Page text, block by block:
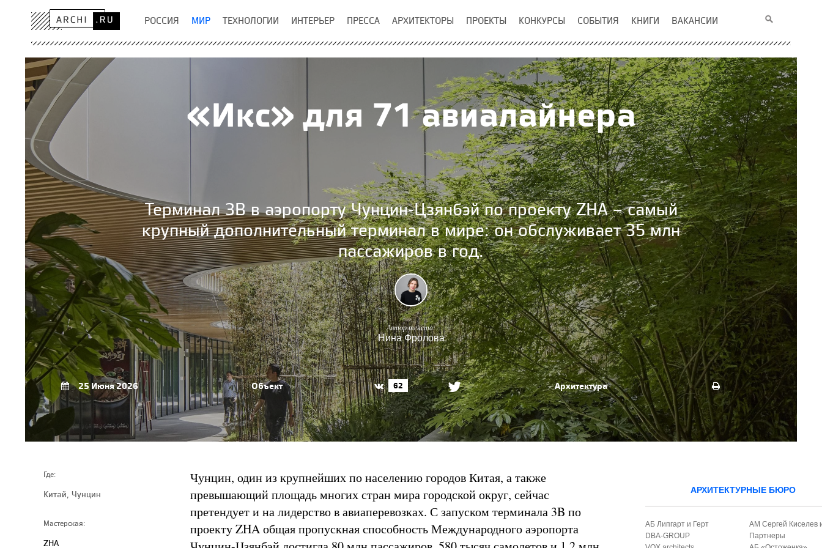
РОССИЯ МИР ТЕХНОЛОГИИ ИНТЕРЬЕР ПРЕССА АРХИТЕКТОРЫ ПРОЕКТЫ КОНКУРСЫ СОБЫТИЯ КНИГИ ВАКАНСИИ
«Икс» для 71 авиалайнера
Терминал 3B в аэропорту Чунцин-Цзянбэй по проекту ZHA – самый
крупный дополнительный терминал в мире: он обслуживает 35 млн
пассажиров в год.
Автор текста:
Нина Фролова
25 Июня 2026 Объект 62 Архитектура
Где:
Китай, Чунцин
Мастерская:
ZHA
Чунцин, один из крупнейших по населению городов Китая, а также
превышающий площадь многих стран мира городской округ, сейчас
претендует и на лидерство в авиаперевозках. С запуском терминала 3B по
проекту ZHA общая пропускная способность Международного аэропорта
АРХИТЕКТУРНЫЕ БЮРО
АБ Липгарт и Герт
DBA-GROUP
АМ Сергей Киселев
Партнеры